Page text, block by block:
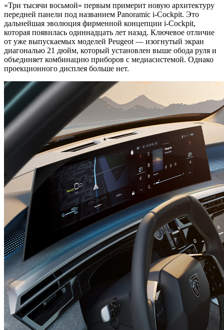
«Три тысячи восьмой» первым примерит новую архитектуру
передней панели под названием Panoramic i-Cockpit. Это
дальнейшая эволюция фирменной концепции i-Cockpit,
которая появилась одиннадцать лет назад. Ключевое отличие
от уже выпускаемых моделей Peugeot — изогнутый экран
диагональю 21 дюйм, который установлен выше обода руля и
объединяет комбинацию приборов с медиасистемой. Однако
проекционного дисплея больше нет.